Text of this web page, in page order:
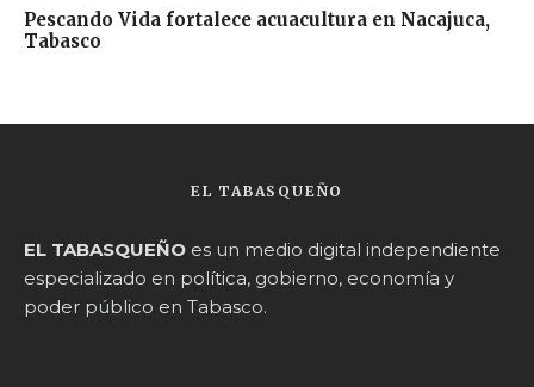
Pescando Vida fortalece acuacultura en Nacajuca,
Tabasco
EL TABASQUEÑO
EL TABASQUEÑO es un medio digital independiente
especializado en política, gobierno, economía y
poder público en Tabasco.